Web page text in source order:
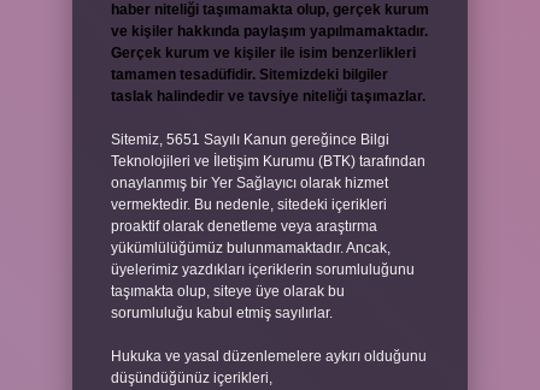
haber niteliği taşımamakta olup, gerçek kurum
ve kişiler hakkında paylaşım yapılmamaktadır.
Gerçek kurum ve kişiler ile isim benzerlikleri
tamamen tesadüfidir. Sitemizdeki bilgiler
taslak halindedir ve tavsiye niteliği taşımazlar.
Sitemiz, 5651 Sayılı Kanun gereğince Bilgi
Teknolojileri ve İletişim Kurumu (BTK) tarafından
onaylanmış bir Yer Sağlayıcı olarak hizmet
vermektedir. Bu nedenle, sitedeki içerikleri
proaktif olarak denetleme veya araştırma
yükümlülüğümüz bulunmamaktadır. Ancak,
üyelerimiz yazdıkları içeriklerin sorumluluğunu
taşımakta olup, siteye üye olarak bu
sorumluluğu kabul etmiş sayılırlar.
Hukuka ve yasal düzenlemelere aykırı olduğunu
düşündüğünüz içerikleri,